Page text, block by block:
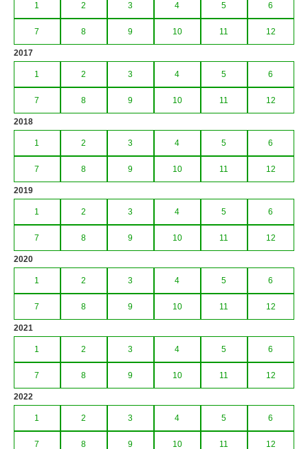
1 2 3 4 5 6
7 8 9 10 11 12
2017
1 2 3 4 5 6
7 8 9 10 11 12
2018
1 2 3 4 5 6
7 8 9 10 11 12
2019
1 2 3 4 5 6
7 8 9 10 11 12
2020
1 2 3 4 5 6
7 8 9 10 11 12
2021
1 2 3 4 5 6
7 8 9 10 11 12
2022
1 2 3 4 5 6
7 8 9 10 11 12